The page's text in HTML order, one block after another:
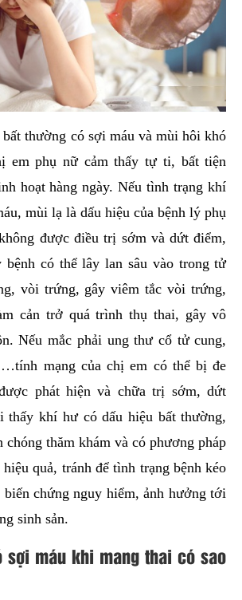
thường có sợi máu và mùi hôi khó
em phụ nữ cảm thấy tự ti, bất tiện
hoạt hàng ngày. Nếu tình trạng khí
mùi lạ là dấu hiệu của bệnh lý phụ
được điều trị sớm và dứt điểm,
bệnh có thể lây lan sâu vào trong tử
vòi trứng, gây viêm tắc vòi trứng,
cản trở quá trình thụ thai, gây vô
Nếu mắc phải ung thư cổ tử cung,
mạng của chị em có thể bị đe
phát hiện và chữa trị sớm, dứt
thấy khí hư có dấu hiệu bất thường,
chóng thăm khám và có phương pháp
quả, tránh để tình trạng bệnh kéo
biến chứng nguy hiểm, ảnh hưởng tới
sinh sản.
sợi máu khi mang thai có sao